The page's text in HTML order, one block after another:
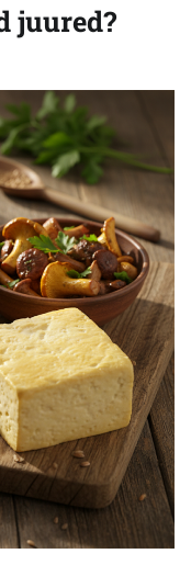
juured?